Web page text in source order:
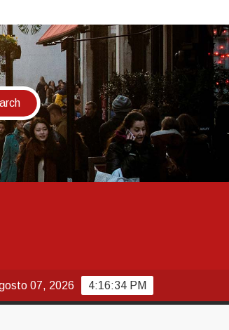
prorroga prazo para pagamento do ISS de
4:16:34 PM
07, 2026